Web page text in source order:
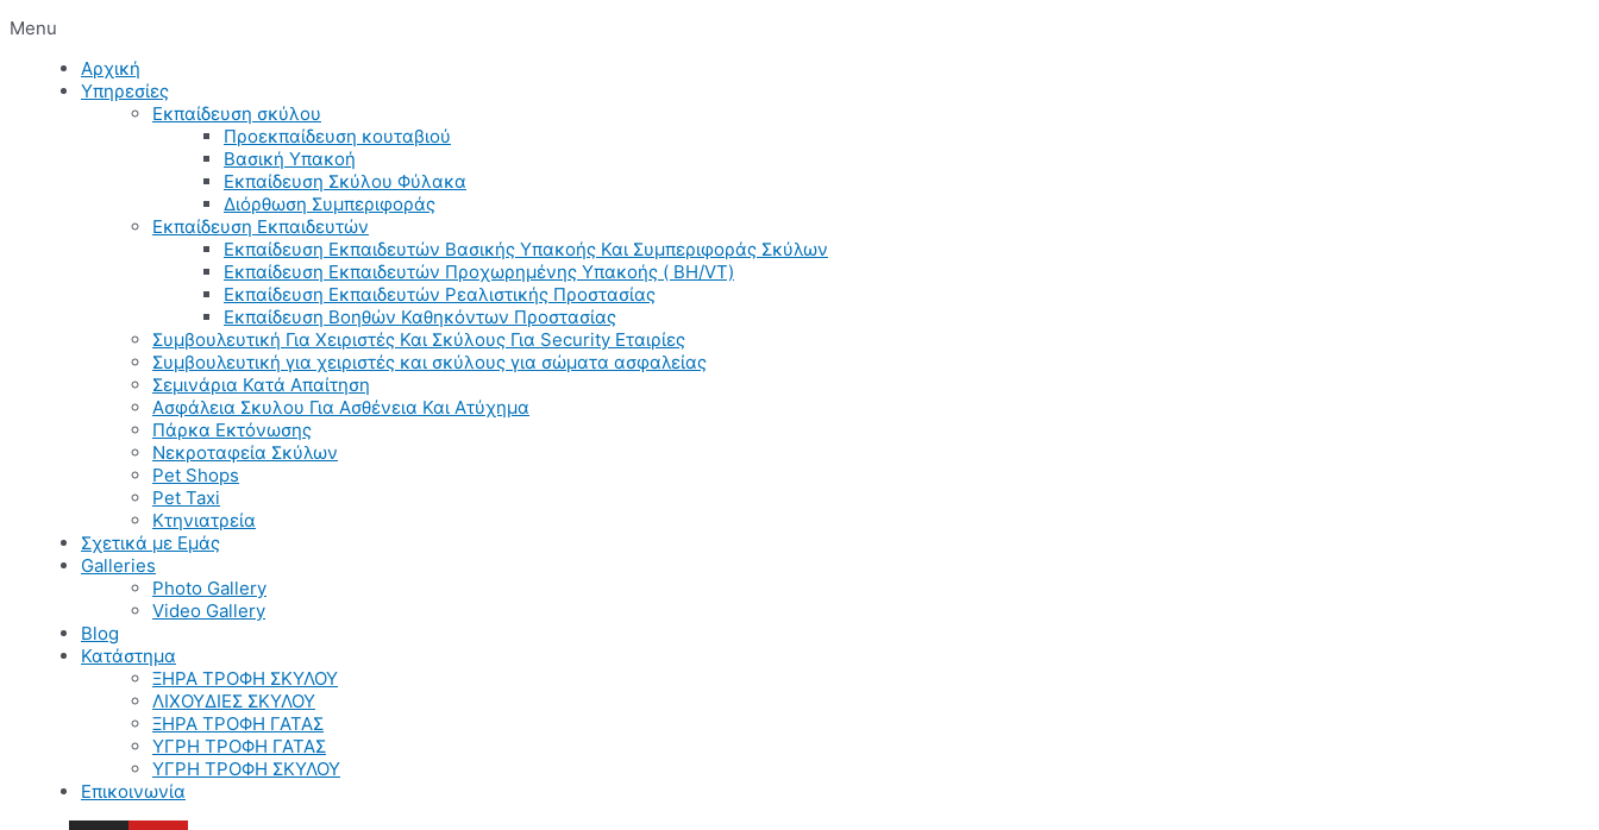
Menu
Αρχική
Υπηρεσίες
Εκπαίδευση σκύλου
Προεκπαίδευση κουταβιού
Βασική Υπακοή
Εκπαίδευση Σκύλου Φύλακα
Διόρθωση Συμπεριφοράς
Εκπαίδευση Εκπαιδευτών
Εκπαίδευση Εκπαιδευτών Βασικής Υπακοής Και Συμπεριφοράς Σκύλων
Εκπαίδευση Εκπαιδευτών Προχωρημένης Υπακοής ( BH/VT)
Εκπαίδευση Εκπαιδευτών Ρεαλιστικής Προστασίας
Εκπαίδευση Βοηθών Καθηκόντων Προστασίας
Συμβουλευτική Για Χειριστές Και Σκύλους Για Security Εταιρίες
Συμβουλευτική για χειριστές και σκύλους για σώματα ασφαλείας
Σεμινάρια Κατά Απαίτηση
Ασφάλεια Σκυλου Για Ασθένεια Και Ατύχημα
Πάρκα Εκτόνωσης
Νεκροταφεία Σκύλων
Pet Shops
Pet Taxi
Κτηνιατρεία
Σχετικά με Εμάς
Galleries
Photo Gallery
Video Gallery
Blog
Κατάστημα
ΞΗΡΑ ΤΡΟΦΗ ΣΚΥΛΟΥ
ΛΙΧΟΥΔΙΕΣ ΣΚΥΛΟΥ
ΞΗΡΑ ΤΡΟΦΗ ΓΑΤΑΣ
ΥΓΡΗ ΤΡΟΦΗ ΓΑΤΑΣ
ΥΓΡΗ ΤΡΟΦΗ ΣΚΥΛΟΥ
Επικοινωνία